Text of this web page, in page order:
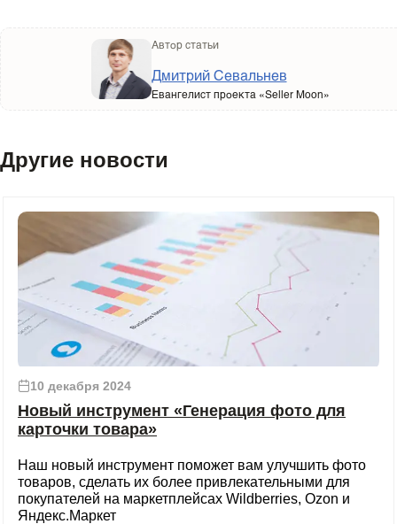
Автор статьи
Дмитрий Севальнев
Евангелист проекта «Seller Moon»
Другие новости
10 декабря 2024
Новый инструмент «Генерация фото для
карточки товара»
Наш новый инструмент поможет вам улучшить фото
товаров, сделать их более привлекательными для
покупателей на маркетплейсах Wildberries, Ozon и
Яндекс.Маркет